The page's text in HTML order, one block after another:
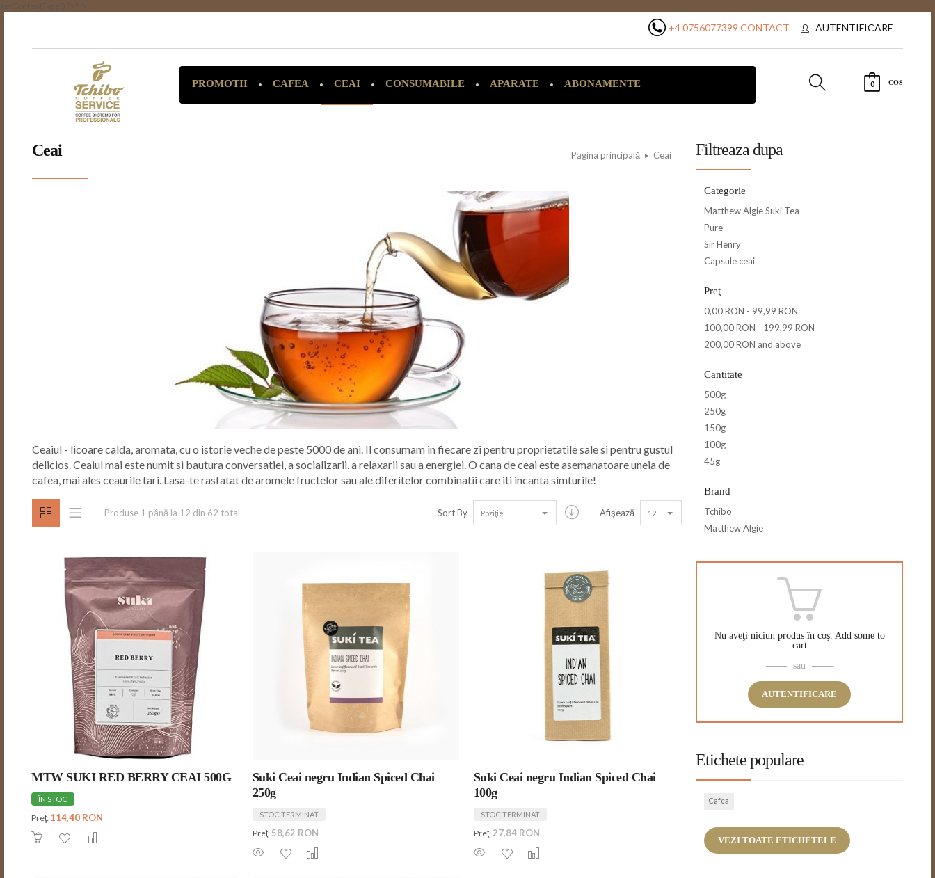
getContentType() ?>" />
+4 0756077399 CONTACT AUTENTIFICARE
PROMOTII CAFEA CEAI CONSUMABILE APARATE ABONAMENTE 0 COS
Ceai Pagina principală Ceai
Ceaiul - licoare calda, aromata, cu o istorie veche de peste 5000 de ani. Il consumam in fiecare zi pentru proprietatile sale si pentru gustul
delicios. Ceaiul mai este numit si bautura conversatiei, a socializarii, a relaxarii sau a energiei. O cana de ceai este asemanatoare uneia de
cafea, mai ales ceaurile tari. Lasa-te rasfatat de aromele fructelor sau ale diferitelor combinatii care iti incanta simturile!
Produse 1 până la 12 din 62 total Afişează 12
Sort By Poziţie
MTW SUKI RED BERRY CEAI 500G
ÎN STOC
Preţ: 114,40 RON
Suki Ceai negru Indian Spiced Chai
250g
STOC TERMINAT
Preţ: 58,62 RON
Suki Ceai negru Indian Spiced Chai
100g
STOC TERMINAT
Preţ:27,84 RON
Filtreaza dupa
Categorie
Matthew Algie Suki Tea
Pure
Sir Henry
Capsule ceai
Preţ
0,00 RON - 99,99 RON
100,00 RON - 199,99 RON
200,00 RON and above
Cantitate
500g
250g
150g
100g
45g
Brand
Tchibo
Matthew Algie
Nu aveţi niciun produs în coş. Add some to
cart
sau
AUTENTIFICARE
Etichete populare
Cafea
VEZI TOATE ETICHETELE